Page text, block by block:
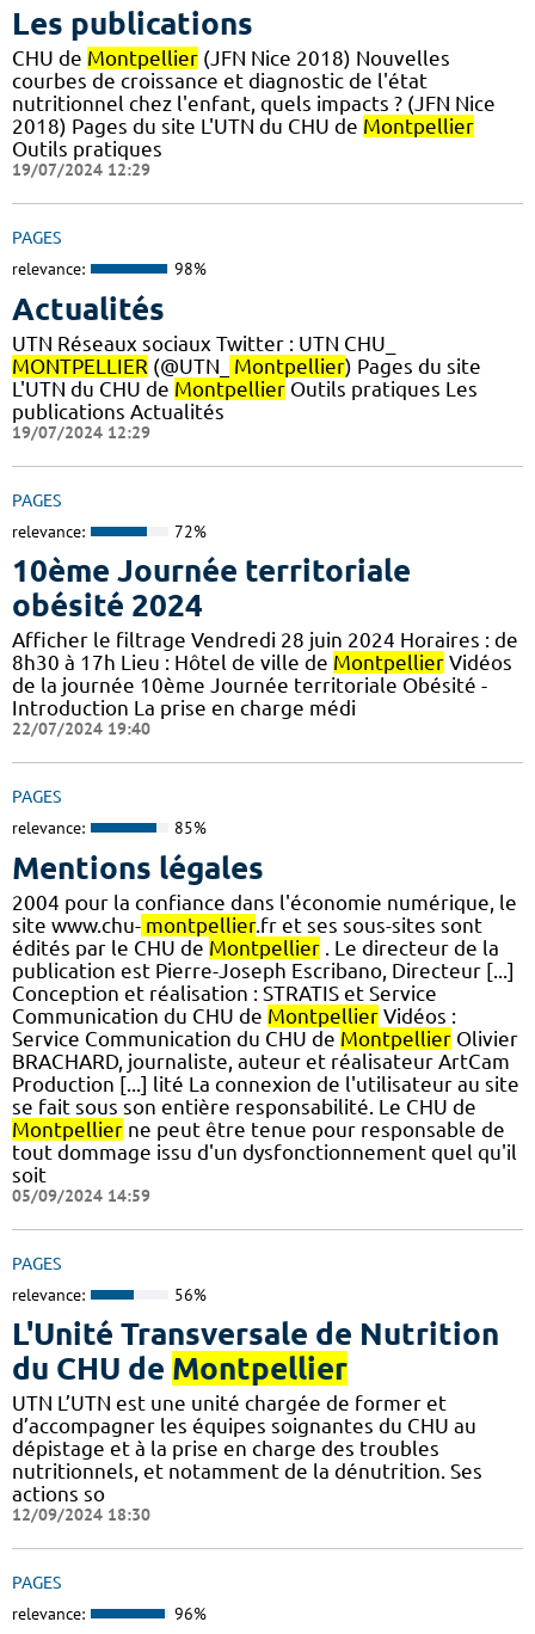
Les publications
CHU de Montpellier (JFN Nice 2018) Nouvelles
courbes de croissance et diagnostic de l'état
nutritionnel chez l'enfant, quels impacts ? (JFN Nice
2018) Pages du site L'UTN du CHU de Montpellier
Outils pratiques
19/07/2024 12:29
PAGES
relevance: 98%
Actualités
UTN Réseaux sociaux Twitter : UTN CHU_
MONTPELLIER (@UTN_ Montpellier) Pages du site
L'UTN du CHU de Montpellier Outils pratiques Les
publications Actualités
19/07/2024 12:29
PAGES
relevance: 72%
10ème Journée territoriale
obésité 2024
Afficher le filtrage Vendredi 28 juin 2024 Horaires : de
8h30 à 17h Lieu : Hôtel de ville de Montpellier Vidéos
de la journée 10ème Journée territoriale Obésité -
Introduction La prise en charge médi
22/07/2024 19:40
PAGES
relevance: 85%
Mentions légales
2004 pour la confiance dans l'économie numérique, le
site www.chu- montpellier.fr et ses sous-sites sont
édités par le CHU de Montpellier . Le directeur de la
publication est Pierre-Joseph Escribano, Directeur [...]
Conception et réalisation : STRATIS et Service
Communication du CHU de Montpellier Vidéos :
Service Communication du CHU de Montpellier Olivier
BRACHARD, journaliste, auteur et réalisateur ArtCam
Production [...] lité La connexion de l'utilisateur au site
se fait sous son entière responsabilité. Le CHU de
Montpellier ne peut être tenue pour responsable de
tout dommage issu d'un dysfonctionnement quel qu'il
soit
05/09/2024 14:59
PAGES
relevance: 56%
L'Unité Transversale de Nutrition
du CHU de Montpellier
UTN L’UTN est une unité chargée de former et
d’accompagner les équipes soignantes du CHU au
dépistage et à la prise en charge des troubles
nutritionnels, et notamment de la dénutrition. Ses
actions so
12/09/2024 18:30
PAGES
relevance: 96%